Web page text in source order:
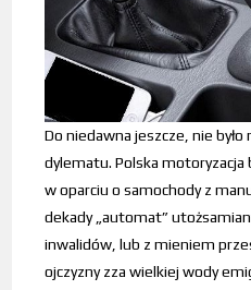
Do niedawna jeszcze, nie
dylematu. Polska motoryzacja
w oparciu o samochody z
dekady „automat”
inwalidów, lub z mieniem
ojczyzny zza wielkiej wody